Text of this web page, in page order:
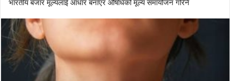
भारतीय बजार मूल्यलाई आधार बनाएर औषधिको मूल्य समायोजन गरिने